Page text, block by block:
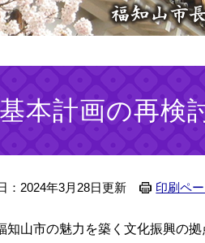
本計画の再検
：2024年3月28日更新 印刷ペ
知山市の魅力を築く文化振興の